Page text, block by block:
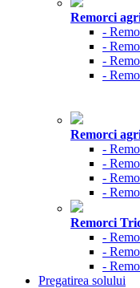
Remorci
-
-
-
-
Remorci
-
-
-
-
Remorci
-
-
-
Pregatirea solului